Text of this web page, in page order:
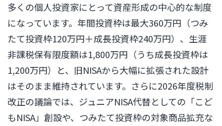
多くの個人投資家にとって資産形成の中心的な制度
になっています。年間投資枠は最大360万円（つみ
たて投資枠120万円＋成長投資枠240万円）、生涯
非課税保有限度額は1,800万円（うち成長投資枠は
1,200万円）と、旧NISAから大幅に拡張された設計
はそのまま維持されています。さらに2026年度税制
改正の議論では、ジュニアNISA代替としての「こど
もNISA」創設や、つみたて投資枠の対象商品拡充な